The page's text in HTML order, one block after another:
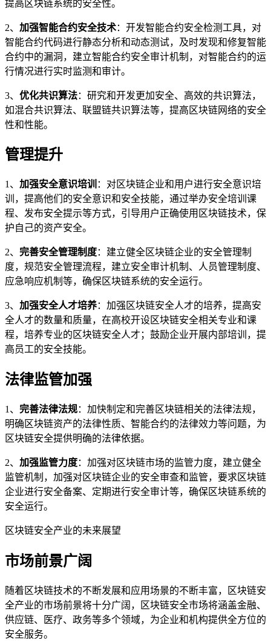
提高区块链系统的安全性。
2、 加强智能合约安全技术：开发智能合约安全检测工具，对
智能合约代码进行静态分析和动态测试，及时发现和修复智能
合约中的漏洞，建立智能合约安全审计机制，对智能合约的运
行情况进行实时监测和审计。
3、 优化共识算法：研究和开发更加安全、高效的共识算法，
如混合共识算法、联盟链共识算法等，提高区块链网络的安全
性和性能。
管理提升
1、 加强安全意识培训 ：对区块链企业和用户进行安全意识培
训，提高他们的安全意识和安全技能，通过举办安全培训课
程、发布安全提示等方式，引导用户正确使用区块链技术，保
护自己的资产安全。
2、 完善安全管理制度：建立健全区块链企业的安全管理制
度，规范安全管理流程，建立安全审计机制、人员管理制度、
应急响应机制等，确保区块链系统的安全运行。
3、 加强安全人才培养：加强区块链安全人才的培养，提高安
全人才的数量和质量，在高校开设区块链安全相关专业和课
程，培养专业的区块链安全人才；鼓励企业开展内部培训，提
高员工的安全技能。
法律监管加强
1、 完善法律法规：加快制定和完善区块链相关的法律法规，
明确区块链资产的法律性质、智能合约的法律效力等问题，为
区块链安全提供明确的法律依据。
2、 加强监管力度：加强对区块链市场的监管力度，建立健全
监管机制，加强对区块链企业的安全审查和监管，要求区块链
企业进行安全备案、定期进行安全审计等，确保区块链系统的
安全运行。
区块链安全产业的未来展望
市场前景广阔
随着区块链技术的不断发展和应用场景的不断丰富，区块链安
全产业的市场前景将十分广阔，区块链安全市场将涵盖金融、
供应链、医疗、政务等多个领域，为企业和机构提供全方位的
安全服务。